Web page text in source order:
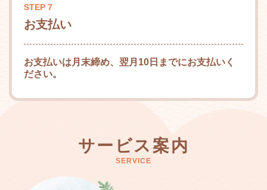
STEP 7
お支払い
お支払いは月末締め、翌月10日までにお支払いく
ださい。
サービス案内
SERVICE